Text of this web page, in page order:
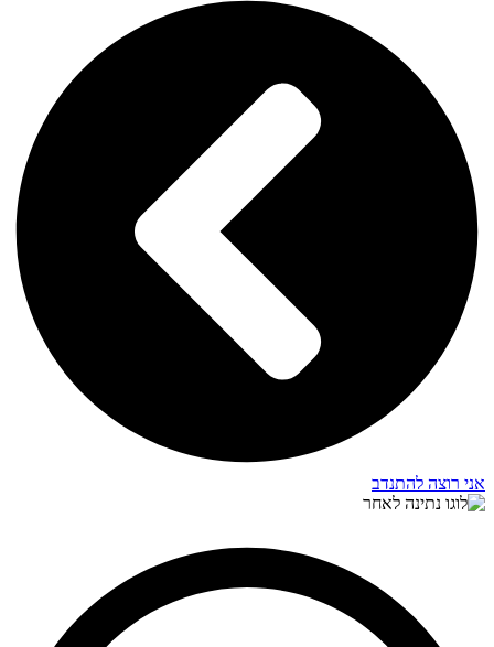
אני רוצה להתנדב